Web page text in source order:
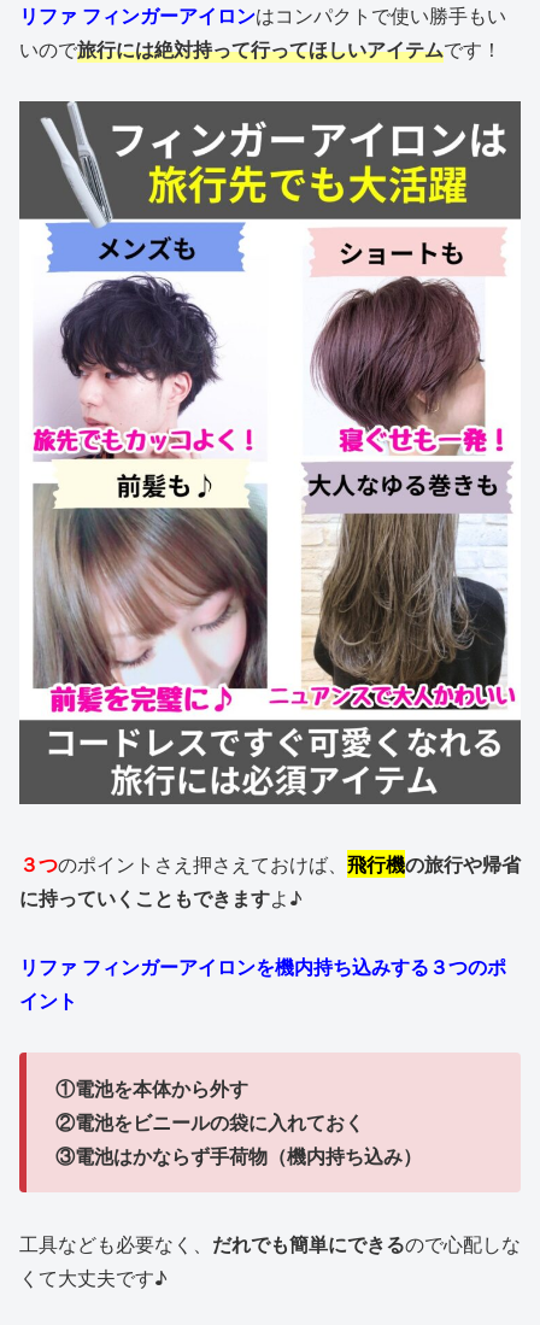
リファ フィンガーアイロンはコンパクトで使い勝手もい
いので旅行には絶対持って行ってほしいアイテムです！
３つのポイントさえ押さえておけば、 飛行機の旅行や帰省
に持っていくこともできますよ♪
リファ フィンガーアイロンを機内持ち込みする３つのポ
イント
①電池を本体から外す
②電池をビニールの袋に入れておく
③電池はかならず手荷物（機内持ち込み）
工具なども必要なく、 だれでも簡単にできるので心配しな
くて大丈夫です♪